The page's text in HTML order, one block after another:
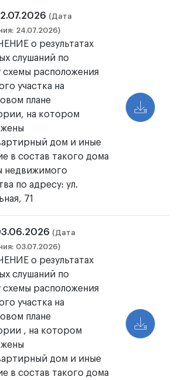
(Дата
24.07.2026)
о результатах
слушаний по
схемы расположения
участка на
плане
на котором
дом и иные
в состав такого дома
недвижимого
по адресу: ул.
71
(Дата
03.07.2026)
о результатах
слушаний по
схемы расположения
участка на
плане
, на котором
дом и иные
в состав такого дома